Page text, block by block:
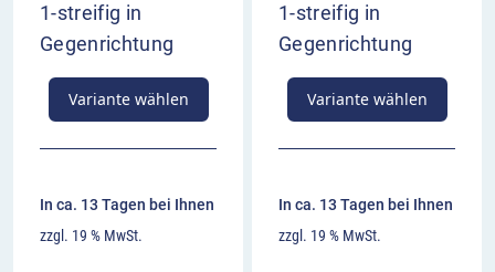
1-streifig in
Gegenrichtung
Variante wählen
In ca. 13 Tagen bei Ihnen
zzgl. 19 % MwSt.
1-streifig in
Gegenrichtung
Variante wählen
In ca. 13 Tagen bei Ihnen
zzgl. 19 % MwSt.